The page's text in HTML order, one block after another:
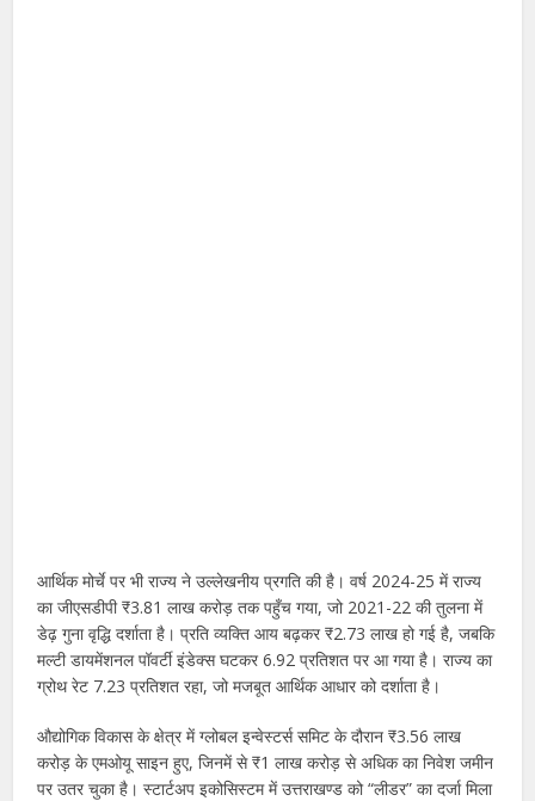
आर्थिक मोर्चे पर भी राज्य ने उल्लेखनीय प्रगति की है। वर्ष 2024-25 में राज्य
का जीएसडीपी ₹3.81 लाख करोड़ तक पहुँच गया, जो 2021-22 की तुलना में
डेढ़ गुना वृद्धि दर्शाता है। प्रति व्यक्ति आय बढ़कर ₹2.73 लाख हो गई है, जबकि
मल्टी डायमेंशनल पॉवर्टी इंडेक्स घटकर 6.92 प्रतिशत पर आ गया है। राज्य का
ग्रोथ रेट 7.23 प्रतिशत रहा, जो मजबूत आर्थिक आधार को दर्शाता है।
औद्योगिक विकास के क्षेत्र में ग्लोबल इन्वेस्टर्स समिट के दौरान ₹3.56 लाख
करोड़ के एमओयू साइन हुए, जिनमें से ₹1 लाख करोड़ से अधिक का निवेश जमीन
पर उतर चुका है। स्टार्टअप इकोसिस्टम में उत्तराखण्ड को “लीडर” का दर्जा मिला